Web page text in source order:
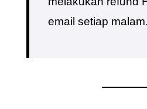
email setiap malam.